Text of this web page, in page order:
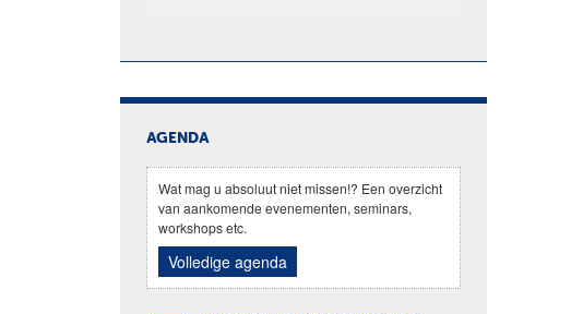
AGENDA
Wat mag u absoluut niet missen!? Een overzicht
van aankomende evenementen, seminars,
workshops etc.
Volledige agenda